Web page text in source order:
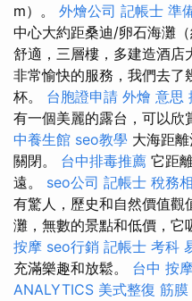
m）。 外燴公司 記帳士 準
中心大約距桑迪/卵石海灘
舒適，三層樓，多建造酒店
非常愉快的服務，我們去了
杯。 台胞證申請 外燴 意思
有一個美麗的露台，可以欣
中養生館 seo教學 大海距
關閉。 台中排毒推薦 它距
遠。 seo公司 記帳士 稅務
有驚人，歷史和自然價值
灘，無數的景點和低價，它
按摩 seo行銷 記帳士 考科
充滿樂趣和放鬆。 台中 按
ANALYTICS 美式整復 筋膜